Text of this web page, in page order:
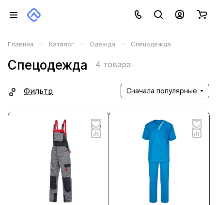
Главная – Каталог – Одежда – Спецодежда
Спецодежда 4 товара
Фильтр Сначала популярные